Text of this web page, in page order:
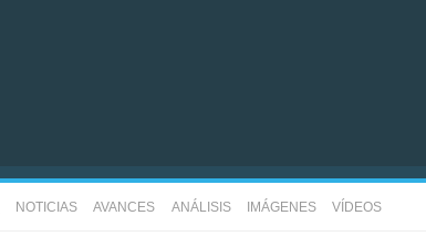
NOTICIAS AVANCES ANÁLISIS IMÁGENES VÍDEOS